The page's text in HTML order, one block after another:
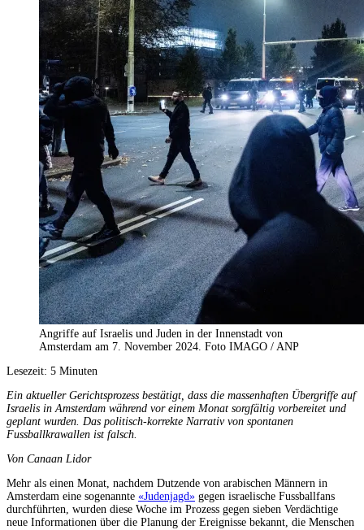
Angriffe auf Israelis und Juden in der Innenstadt von
Amsterdam am 7. November 2024. Foto IMAGO / ANP
Lesezeit: 5 Minuten
Ein aktueller Gerichtsprozess bestätigt, dass die massenhaften Übergriffe auf
Israelis in Amsterdam während vor einem Monat sorgfältig vorbereitet und
geplant wurden. Das politisch-korrekte Narrativ von spontanen
Fussballkrawallen ist falsch.
Von Canaan Lidor
Mehr als einen Monat, nachdem Dutzende von arabischen Männern in
Amsterdam eine sogenannte «Judenjagd» gegen israelische Fussballfans
durchführten, wurden diese Woche im Prozess gegen sieben Verdächtige
neue Informationen über die Planung der Ereignisse bekannt, die Menschen